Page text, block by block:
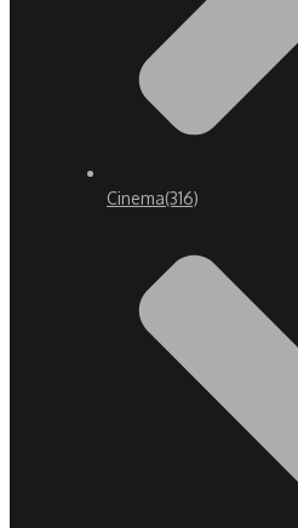
Cinema(316)